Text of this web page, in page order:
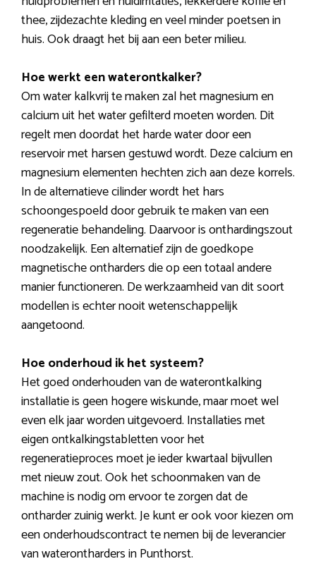
thee, zijdezachte kleding en veel minder poetsen in
huis. Ook draagt het bij aan een beter milieu.
Hoe werkt een waterontkalker?
Om water kalkvrij te maken zal het magnesium en
calcium uit het water gefilterd moeten worden. Dit
regelt men doordat het harde water door een
reservoir met harsen gestuwd wordt. Deze calcium en
magnesium elementen hechten zich aan deze korrels.
In de alternatieve cilinder wordt het hars
schoongespoeld door gebruik te maken van een
regeneratie behandeling. Daarvoor is onthardingszout
noodzakelijk. Een alternatief zijn de goedkope
magnetische ontharders die op een totaal andere
manier functioneren. De werkzaamheid van dit soort
modellen is echter nooit wetenschappelijk
aangetoond.
Hoe onderhoud ik het systeem?
Het goed onderhouden van de waterontkalking
installatie is geen hogere wiskunde, maar moet wel
even elk jaar worden uitgevoerd. Installaties met
eigen ontkalkingstabletten voor het
regeneratieproces moet je ieder kwartaal bijvullen
met nieuw zout. Ook het schoonmaken van de
machine is nodig om ervoor te zorgen dat de
ontharder zuinig werkt. Je kunt er ook voor kiezen om
een onderhoudscontract te nemen bij de leverancier
van waterontharders in Punthorst.